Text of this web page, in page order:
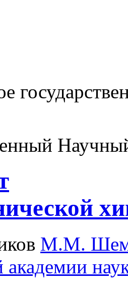
М.М.
академии